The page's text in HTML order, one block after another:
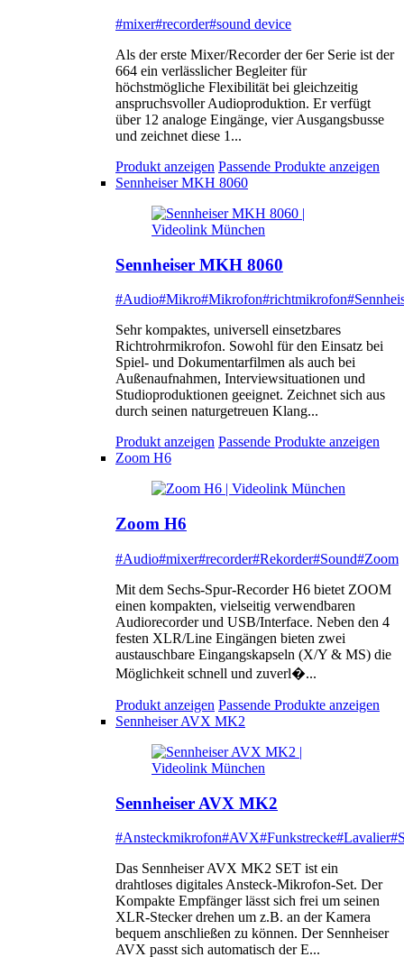
#mixer#recorder#sound device
Als der erste Mixer/Recorder der 6er Serie ist der
664 ein verlässlicher Begleiter für
höchstmögliche Flexibilität bei gleichzeitig
anspruchsvoller Audioproduktion. Er verfügt
über 12 analoge Eingänge, vier Ausgangsbusse
und zeichnet diese 1...
Produkt anzeigen Passende Produkte anzeigen
Sennheiser MKH 8060
Sennheiser MKH 8060
#Audio#Mikro#Mikrofon#richtmikrofon
Sehr kompaktes, universell einsetzbares
Richtrohrmikrofon. Sowohl für den Einsatz bei
Spiel- und Dokumentarfilmen als auch bei
Außenaufnahmen, Interviewsituationen und
Studioproduktionen geeignet. Zeichnet sich aus
durch seinen naturgetreuen Klang...
Produkt anzeigen Passende Produkte anzeigen
Zoom H6
Zoom H6
#Audio#mixer#recorder#Rekorder#Sound#Zoom
Mit dem Sechs-Spur-Recorder H6 bietet ZOOM
einen kompakten, vielseitig verwendbaren
Audiorecorder und USB/Interface. Neben den 4
festen XLR/Line Eingängen bieten zwei
austauschbare Eingangskapseln (X/Y & MS) die
Möglichkeit schnell und zuverl�...
Produkt anzeigen Passende Produkte anzeigen
Sennheiser AVX MK2
Sennheiser AVX MK2
#Ansteckmikrofon#AVX#Funkstrecke#Lavalier
Das Sennheiser AVX MK2 SET ist ein
drahtloses digitales Ansteck-Mikrofon-Set. Der
Kompakte Empfänger lässt sich frei um seinen
XLR-Stecker drehen um z.B. an der Kamera
bequem anschließen zu können. Der Sennheiser
AVX passt sich automatisch der E...